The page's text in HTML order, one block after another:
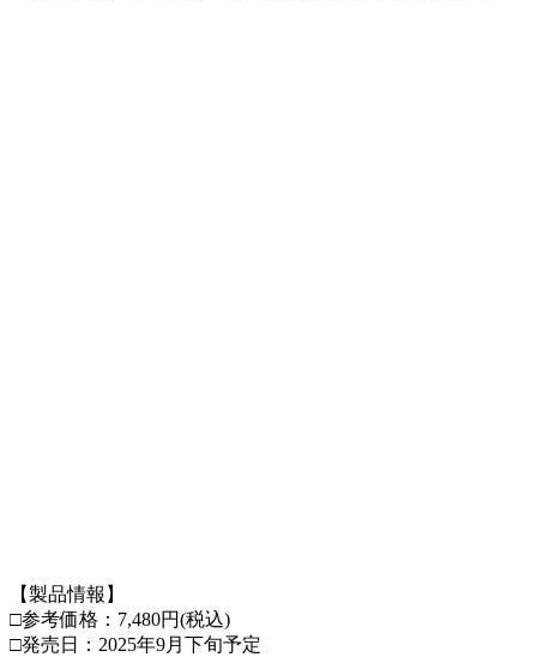
【製品情報】
□参考価格：7,480円(税込)
□発売日：2025年9月下旬予定